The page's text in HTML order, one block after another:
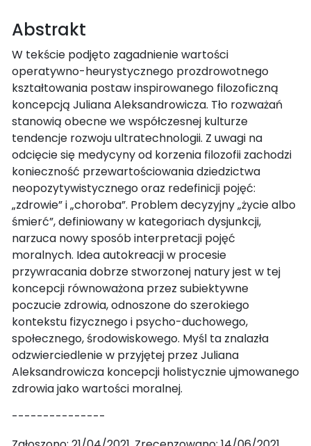
Abstrakt
W tekście podjęto zagadnienie wartości
operatywno-heurystycznego prozdrowotnego
kształtowania postaw inspirowanego filozoficzną
koncepcją Juliana Aleksandrowicza. Tło rozważań
stanowią obecne we współczesnej kulturze
tendencje rozwoju ultratechnologii. Z uwagi na
odcięcie się medycyny od korzenia filozofii zachodzi
konieczność przewartościowania dziedzictwa
neopozytywistycznego oraz redefinicji pojęć:
„zdrowie” i „choroba”. Problem decyzyjny „życie albo
śmierć”, definiowany w kategoriach dysjunkcji,
narzuca nowy sposób interpretacji pojęć
moralnych. Idea autokreacji w procesie
przywracania dobrze stworzonej natury jest w tej
koncepcji równoważona przez subiektywne
poczucie zdrowia, odnoszone do szerokiego
kontekstu fizycznego i psycho-duchowego,
społecznego, środowiskowego. Myśl ta znalazła
odzwierciedlenie w przyjętej przez Juliana
Aleksandrowicza koncepcji holistycznie ujmowanego
zdrowia jako wartości moralnej.
---------------